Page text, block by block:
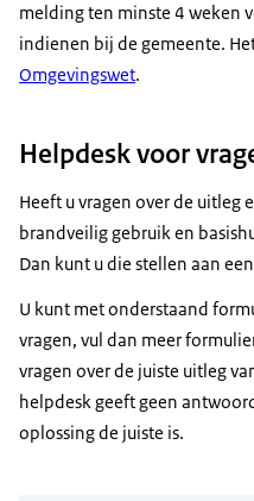
melding ten minste 4 weken
indienen bij de gemeente.
Omgevingswet.
Helpdesk voor
Heeft u vragen over de uitleg
brandveilig gebruik en
Dan kunt u die stellen aan
U kunt met onderstaand
vragen, vul dan meer
vragen over de juiste uitleg
helpdesk geeft geen
oplossing de juiste is.